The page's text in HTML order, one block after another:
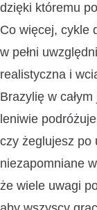
dzięki któremu
Co więcej, cykle
w pełni
realistyczna i
Brazylię w
leniwie
czy żeglujesz po
niezapomniane
że wiele uwagi